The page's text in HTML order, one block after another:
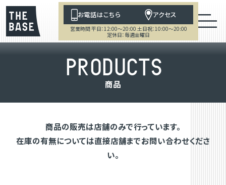
お電話はこちら アクセス
営業時間 平日：12:00～20:00 土日祝：10:00～20:00
定休日：毎週金曜日
PRODUCTS
商品
商品の販売は店舗のみで行っています。
在庫の有無については直接店舗までお問い合わせくださ
い。